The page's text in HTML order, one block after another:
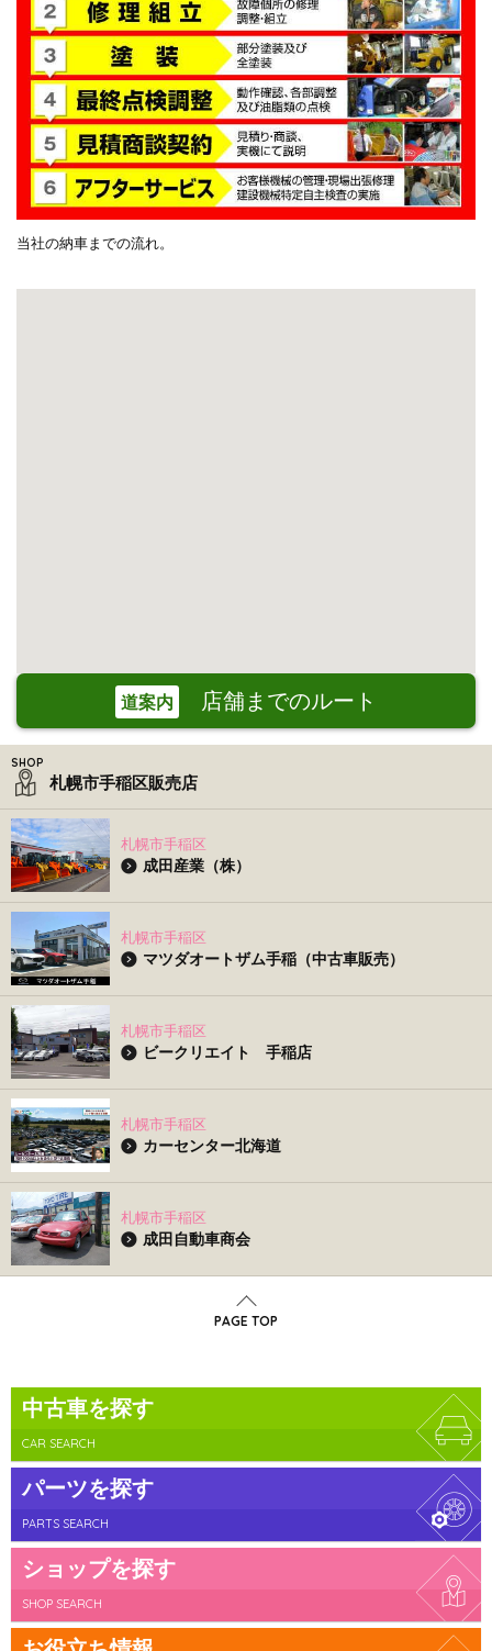
当社の納車までの流れ。
道案内 店舗までのルート
札幌市手稲区販売店
札幌市手稲区
成田産業（株）
札幌市手稲区
マツダオートザム手稲（中古車販売）
札幌市手稲区
ビークリエイト 手稲店
札幌市手稲区
カーセンター北海道
札幌市手稲区
成田自動車商会
PAGE TOP
中古車を探す
CAR SEARCH
パーツを探す
PARTS SEARCH
ショップを探す
SHOP SEARCH